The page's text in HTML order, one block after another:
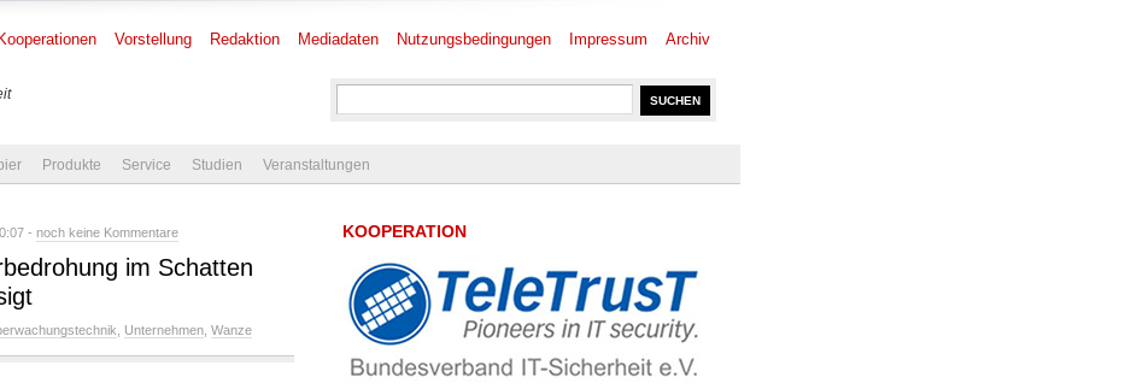
Kooperationen Vorstellung Redaktion Mediadaten Nutzungsbedingungen Impressum Archiv
Produkte Service Studien Veranstaltungen
- noch keine Kommentare
im Schatten
Unternehmen Wanze
KOOPERATION